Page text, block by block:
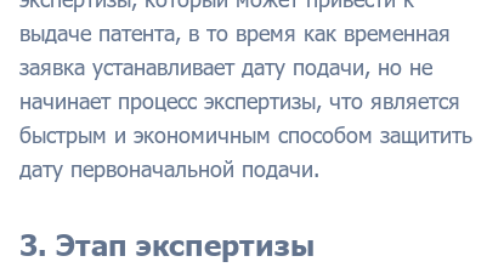
выдаче патента, в то время как временная
заявка устанавливает дату подачи, но не
начинает процесс экспертизы, что является
быстрым и экономичным способом защитить
дату первоначальной подачи.
3. Этап экспертизы